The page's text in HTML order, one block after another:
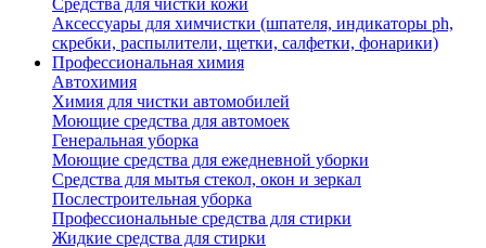
Средства для чистки кожи
Аксессуары для химчистки (шпателя, индикаторы ph,
скребки, распылители, щетки, салфетки, фонарики)
Профессиональная химия
Автохимия
Химия для чистки автомобилей
Моющие средства для автомоек
Генеральная уборка
Моющие средства для ежедневной уборки
Средства для мытья стекол, окон и зеркал
Послестроительная уборка
Профессиональные средства для стирки
Жидкие средства для стирки